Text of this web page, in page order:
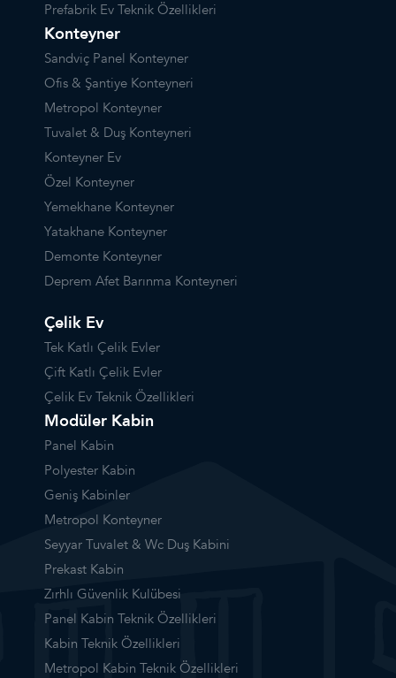
Prefabrik Ev Teknik Özellikleri
Konteyner
Sandviç Panel Konteyner
Ofis & Şantiye Konteyneri
Metropol Konteyner
Tuvalet & Duş Konteyneri
Konteyner Ev
Özel Konteyner
Yemekhane Konteyner
Yatakhane Konteyner
Demonte Konteyner
Deprem Afet Barınma Konteyneri
Çelik Ev
Tek Katlı Çelik Evler
Çift Katlı Çelik Evler
Çelik Ev Teknik Özellikleri
Modüler Kabin
Panel Kabin
Polyester Kabin
Geniş Kabinler
Metropol Konteyner
Seyyar Tuvalet & Wc Duş Kabini
Prekast Kabin
Zırhlı Güvenlik Kulübesi
Panel Kabin Teknik Özellikleri
Kabin Teknik Özellikleri
Metropol Kabin Teknik Özellikleri